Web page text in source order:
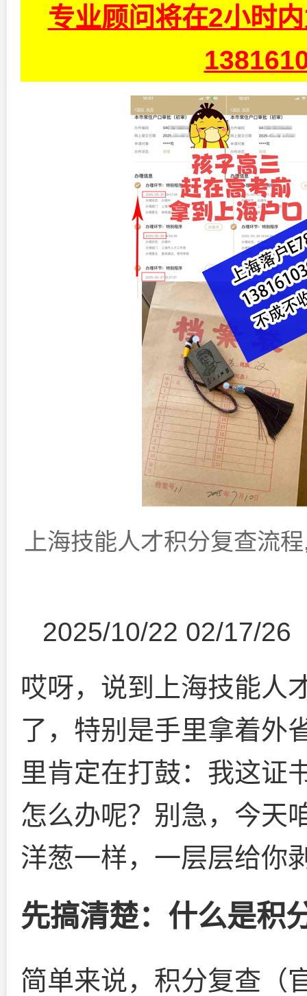
专业顾问将在2小时
上海技能人才积分复查流
2025/10/22 02/17/26
哎呀，说到上海技能人
了，特别是手里拿着外
里肯定在打鼓：我这证
怎么办呢？别急，今天
洋葱一样，一层层给你
先搞清楚：什么是积
简单来说，积分复查（